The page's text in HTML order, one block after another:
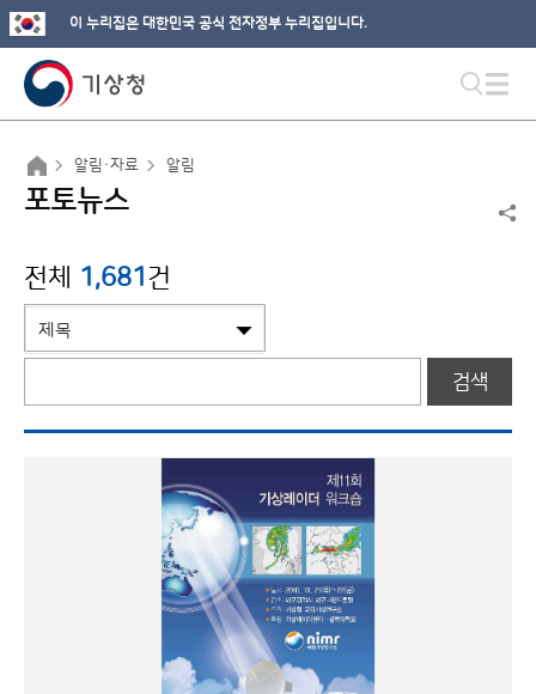
이 누리집은 대한민국 공식 전자정부 누리집입니다.
알림·자료 알림
포토뉴스
전체 1,681건
검색